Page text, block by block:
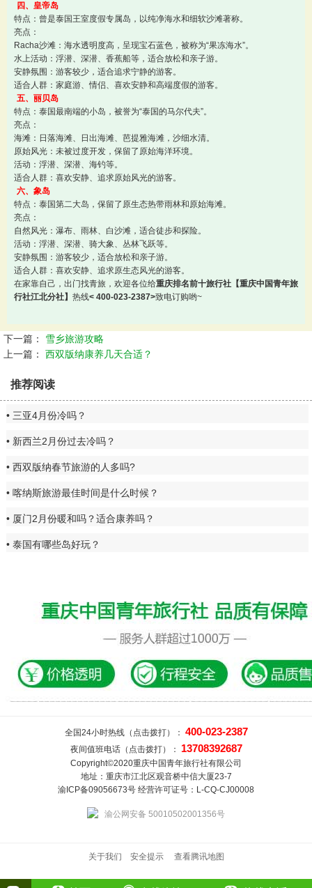
四、皇帝岛
特点：曾是泰国王室度假专属岛，以纯净海水和细软沙滩著称。
亮点：
Racha沙滩：海水透明度高，呈现宝石蓝色，被称为“果冻海水”。
水上活动：浮潜、深潜、香蕉船等，适合放松和亲子游。
安静氛围：游客较少，适合追求宁静的游客。
适合人群：家庭游、情侣、喜欢安静和高端度假的游客。
五、丽贝岛
特点：泰国最南端的小岛，被誉为“泰国的马尔代夫”。
亮点：
海滩：日落海滩、日出海滩、芭提雅海滩，沙细水清。
原始风光：未被过度开发，保留了原始海洋环境。
活动：浮潜、深潜、海钓等。
适合人群：喜欢安静、追求原始风光的游客。
六、象岛
特点：泰国第二大岛，保留了原生态热带雨林和原始海滩。
亮点：
自然风光：瀑布、雨林、白沙滩，适合徒步和探险。
活动：浮潜、深潜、骑大象、丛林飞跃等。
安静氛围：游客较少，适合放松和亲子游。
适合人群：喜欢安静、追求原生态风光的游客。
在家靠自己，出门找青旅，欢迎各位给重庆排名前十旅行社【重庆中国青年旅
行社江北分社】 热线< 400-023-2387>致电订购哟~
下一篇： 雪乡旅游攻略
上一篇： 西双版纳康养几天合适？
推荐阅读
三亚4月份冷吗？
新西兰2月份过去冷吗？
西双版纳春节旅游的人多吗?
喀纳斯旅游最佳时间是什么时候？
厦门2月份暖和吗？适合康养吗？
泰国有哪些岛好玩？
全国24小时热线（点击拨打）： 400-023-2387
夜间值班电话（点击拨打）： 13708392687
Copyright©2020重庆中国青年旅行社有限公司
地址：重庆市江北区观音桥中信大厦23-7
渝ICP备09056673号 经营许可证号：L-CQ-CJ00008
渝公网安备 50010502001356号
关于我们 安全提示 查看腾讯地图